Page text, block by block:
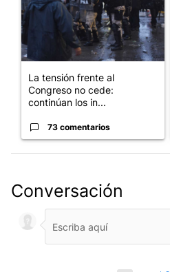
La tensión frente al
Congreso no cede:
continúan los in...
73 comentarios
Conversación